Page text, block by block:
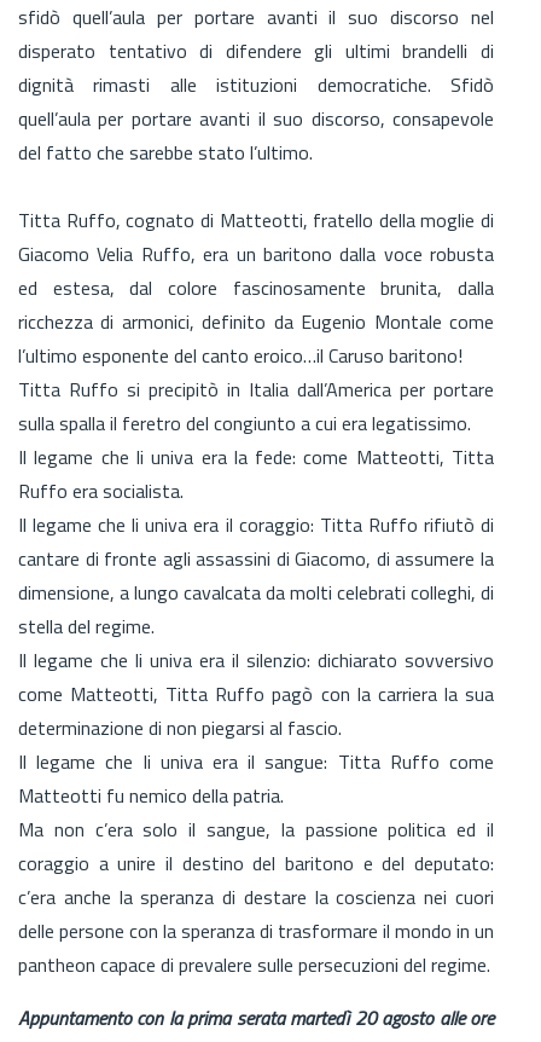
sfidò quell’aula per portare avanti il suo discorso nel
disperato tentativo di difendere gli ultimi brandelli di
dignità rimasti alle istituzioni democratiche. Sfidò
quell’aula per portare avanti il suo discorso, consapevole
del fatto che sarebbe stato l’ultimo.
Titta Ruffo, cognato di Matteotti, fratello della moglie di
Giacomo Velia Ruffo, era un baritono dalla voce robusta
ed estesa, dal colore fascinosamente brunita, dalla
ricchezza di armonici, definito da Eugenio Montale come
l’ultimo esponente del canto eroico…il Caruso baritono!
Titta Ruffo si precipitò in Italia dall’America per portare
sulla spalla il feretro del congiunto a cui era legatissimo.
Il legame che li univa era la fede: come Matteotti, Titta
Ruffo era socialista.
Il legame che li univa era il coraggio: Titta Ruffo rifiutò di
cantare di fronte agli assassini di Giacomo, di assumere la
dimensione, a lungo cavalcata da molti celebrati colleghi, di
stella del regime.
Il legame che li univa era il silenzio: dichiarato sovversivo
come Matteotti, Titta Ruffo pagò con la carriera la sua
determinazione di non piegarsi al fascio.
Il legame che li univa era il sangue: Titta Ruffo come
Matteotti fu nemico della patria.
Ma non c’era solo il sangue, la passione politica ed il
coraggio a unire il destino del baritono e del deputato:
c’era anche la speranza di destare la coscienza nei cuori
delle persone con la speranza di trasformare il mondo in un
pantheon capace di prevalere sulle persecuzioni del regime.
Appuntamento con la prima serata martedì 20 agosto alle ore